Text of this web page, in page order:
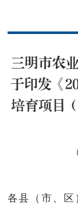
三明市农
于印发《
培育项目
各县（市、区